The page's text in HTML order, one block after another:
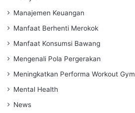
Manajemen Keuangan
Manfaat Berhenti Merokok
Manfaat Konsumsi Bawang
Mengenali Pola Pergerakan
Meningkatkan Performa Workout Gym
Mental Health
News